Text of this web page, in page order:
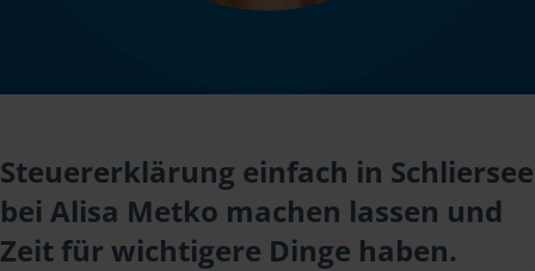
Steuererklärung einfach in Schliersee
bei Alisa Metko machen lassen und
Zeit für wichtigere Dinge haben.